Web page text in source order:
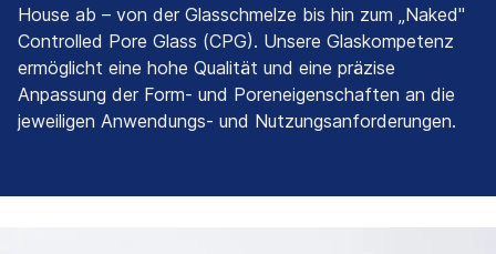
House ab – von der Glasschmelze bis hin zum „Naked"
Controlled Pore Glass (CPG). Unsere Glaskompetenz
ermöglicht eine hohe Qualität und eine präzise
Anpassung der Form- und Poreneigenschaften an die
jeweiligen Anwendungs- und Nutzungsanforderungen.